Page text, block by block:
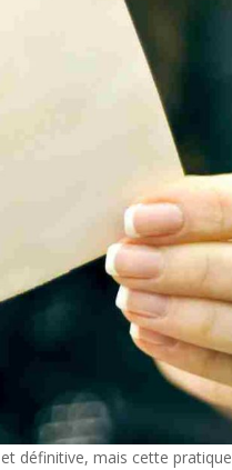
définitive, mais cette pratique